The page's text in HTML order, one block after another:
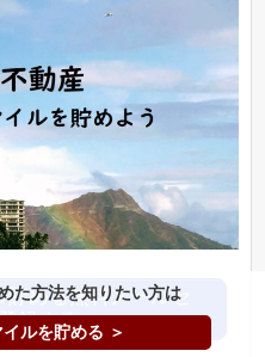
める無料メールセ
録する
た方法を知りたい方は
ルを貯める ＞